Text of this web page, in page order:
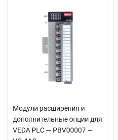
Модули расширения и
дополнительные опции для
VEDA PLC — PBV00007 —